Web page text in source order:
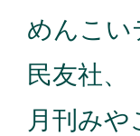
めんこい
民友社、
月刊み